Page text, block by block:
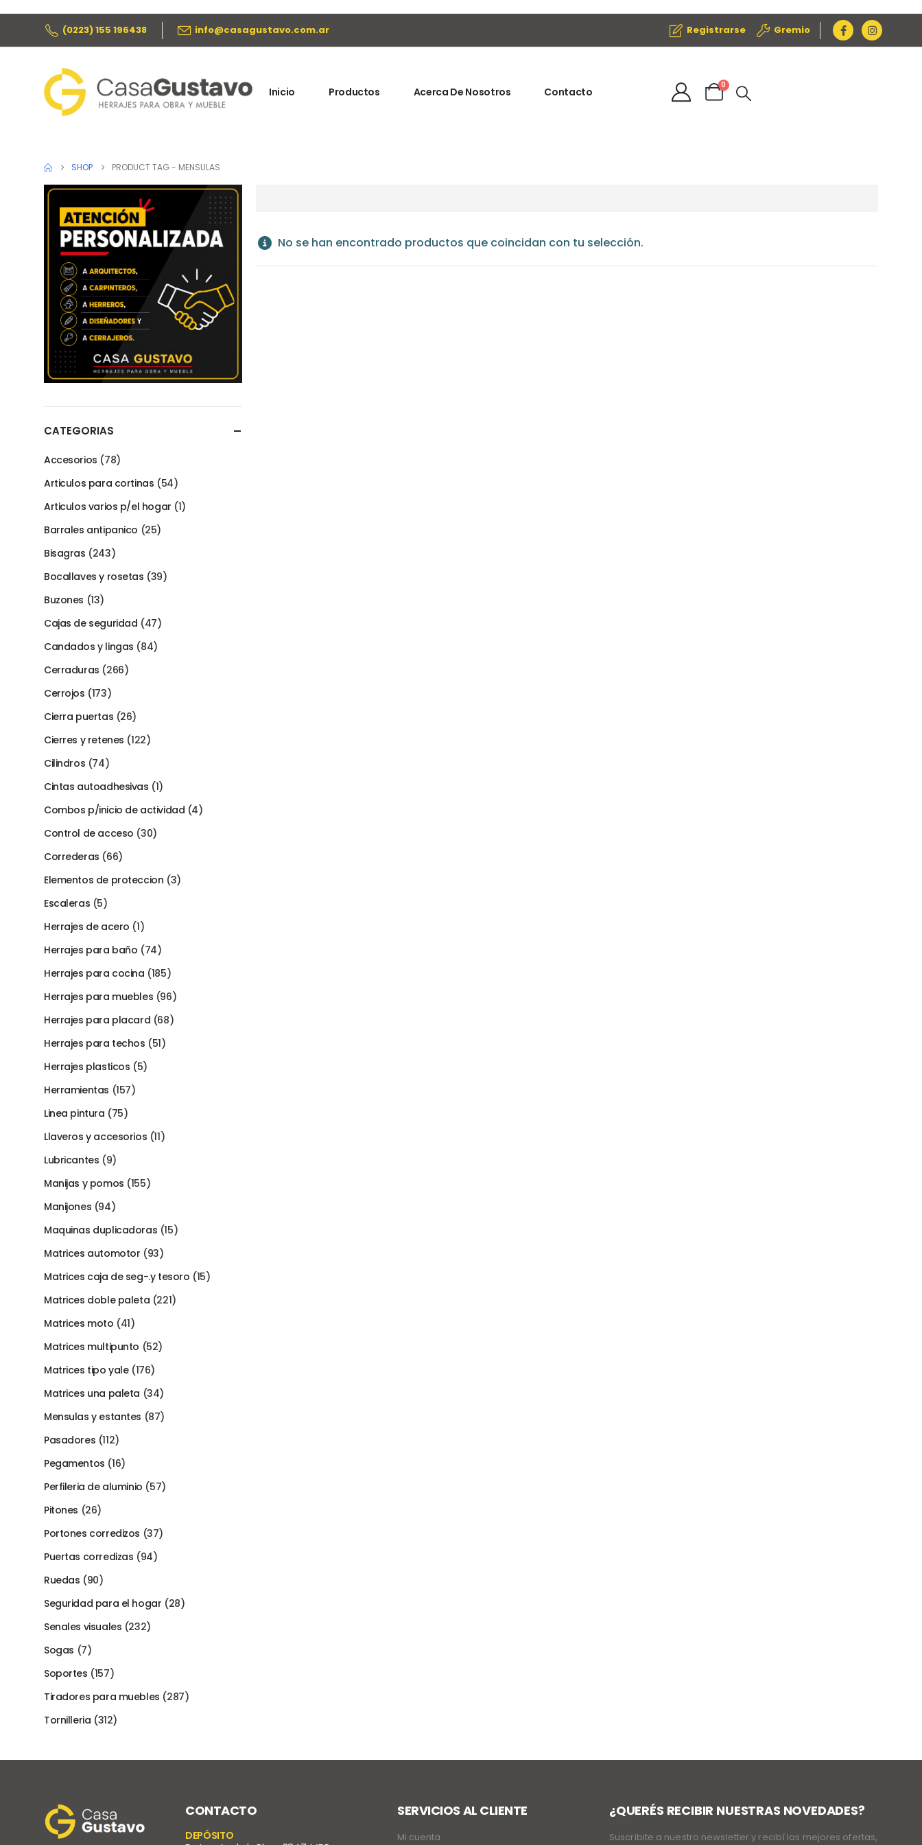
(0223) 155 196438 info@casagustavo.com.ar Registrarse Gremio
Inicio Productos Acerca De Nosotros Contacto
0
SHOP PRODUCT TAG - MENSULAS
No se han encontrado productos que coincidan con tu selección.
CATEGORIAS
Accesorios (78)
Articulos para cortinas (54)
Articulos varios p/el hogar (1)
Barrales antipanico (25)
Bisagras (243)
Bocallaves y rosetas (39)
Buzones (13)
Cajas de seguridad (47)
Candados y lingas (84)
Cerraduras (266)
Cerrojos (173)
Cierra puertas (26)
Cierres y retenes (122)
Cilindros (74)
Cintas autoadhesivas (1)
Combos p/inicio de actividad (4)
Control de acceso (30)
Correderas (66)
Elementos de proteccion (3)
Escaleras (5)
Herrajes de acero (1)
Herrajes para baño (74)
Herrajes para cocina (185)
Herrajes para muebles (96)
Herrajes para placard (68)
Herrajes para techos (51)
Herrajes plasticos (5)
Herramientas (157)
Linea pintura (75)
Llaveros y accesorios (11)
Lubricantes (9)
Manijas y pomos (155)
Manijones (94)
Maquinas duplicadoras (15)
Matrices automotor (93)
Matrices caja de seg-.y tesoro (15)
Matrices doble paleta (221)
Matrices moto (41)
Matrices multipunto (52)
Matrices tipo yale (176)
Matrices una paleta (34)
Mensulas y estantes (87)
Pasadores (112)
Pegamentos (16)
Perfileria de aluminio (57)
Pitones (26)
Portones corredizos (37)
Puertas corredizas (94)
Ruedas (90)
Seguridad para el hogar (28)
Senales visuales (232)
Sogas (7)
Soportes (157)
Tiradores para muebles (287)
Tornilleria (312)
CONTACTO
DEPÓSITO
SERVICIOS AL CLIENTE
Mi cuenta
¿QUERÉS RECIBIR NUESTRAS NOVEDADES?
Suscribite a nuestro newsletter y recibí las mejores ofertas,